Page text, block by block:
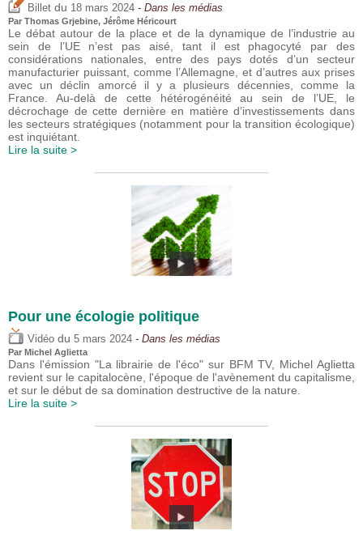
Billet du 18 mars 2024 - Dans les médias
Par Thomas Grjebine, Jérôme Héricourt
Le débat autour de la place et de la dynamique de l’industrie au
sein de l’UE n’est pas aisé, tant il est phagocyté par des
considérations nationales, entre des pays dotés d’un secteur
manufacturier puissant, comme l’Allemagne, et d’autres aux prises
avec un déclin amorcé il y a plusieurs décennies, comme la
France. Au-delà de cette hétérogénéité au sein de l’UE, le
décrochage de cette dernière en matière d’investissements dans
les secteurs stratégiques (notamment pour la transition écologique)
est inquiétant.
Lire la suite >
Pour une écologie politique
Vidéo du 5 mars 2024 - Dans les médias
Par Michel Aglietta
Dans l'émission "La librairie de l'éco" sur BFM TV, Michel Aglietta
revient sur le capitalocène, l'époque de l'avènement du capitalisme,
et sur le début de sa domination destructive de la nature.
Lire la suite >